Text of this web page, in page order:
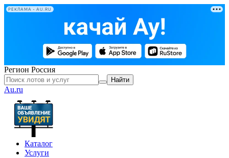
РЕКЛАМА • AU.RU
Регион Россия
Найти
Au.ru
Каталог
Услуги